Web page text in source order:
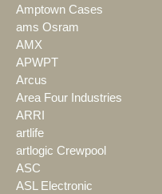
Amptown Cases
ams Osram
AMX
APWPT
Arcus
Area Four Industries
ARRI
artlife
artlogic Crewpool
ASC
ASL Electronic